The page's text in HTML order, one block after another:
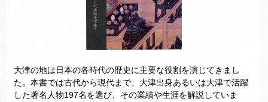
大津の地は日本の各時代の歴史に主要な役割を演じてきまし
た。本書では古代から現代まで、大津出身あるいは大津で活躍
した著名人物197名を選び、その業績や生涯を解説していま